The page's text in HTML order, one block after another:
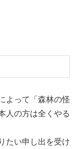
よって「森林の怪
人の方は全くやる
たい申し出を受け